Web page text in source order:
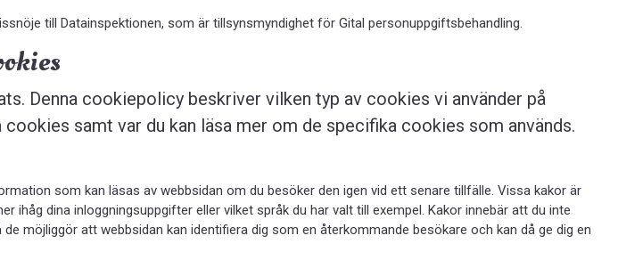
till Datainspektionen, som är tillsynsmyndighet för Gital personuppgiftsbehandling.
Denna cookiepolicy beskriver vilken typ av cookies vi använder på
samt var du kan läsa mer om de specifika cookies som används.
som kan läsas av webbsidan om du besöker den igen vid ett senare tillfälle. Vissa kakor är
dina inloggningsuppgifter eller vilket språk du har valt till exempel. Kakor innebär att du inte
möjliggör att webbsidan kan identifiera dig som en återkommande besökare och kan då ge dig en